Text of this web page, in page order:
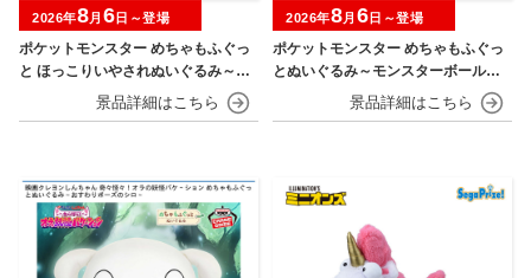
ポケットモンスター めちゃもふぐっ
と ほっこりいやされぬいぐるみ～カ
2026年8月 6日～登場
ポケットモンスター めちゃもふぐっ
とぬいぐるみ～モンスターボール・
スーパーボール・ハイパーボール・
マスターボール・プレミアボール～
2026年8月 6日～登場